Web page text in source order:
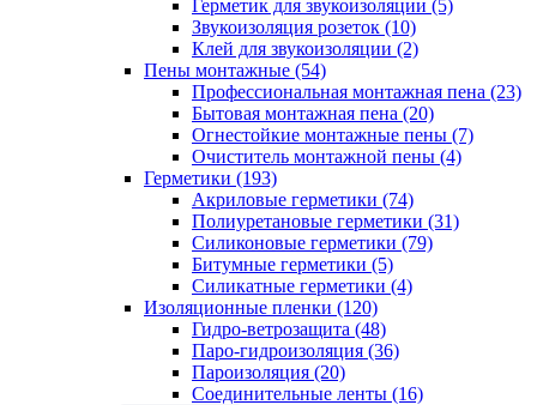
Герметик для звукоизоляции (5)
Звукоизоляция розеток (10)
Клей для звукоизоляции (2)
Пены монтажные (54)
Профессиональная монтажная пена (23)
Бытовая монтажная пена (20)
Огнестойкие монтажные пены (7)
Очиститель монтажной пены (4)
Герметики (193)
Акриловые герметики (74)
Полиуретановые герметики (31)
Силиконовые герметики (79)
Битумные герметики (5)
Силикатные герметики (4)
Изоляционные пленки (120)
Гидро-ветрозащита (48)
Паро-гидроизоляция (36)
Пароизоляция (20)
Соединительные ленты (16)